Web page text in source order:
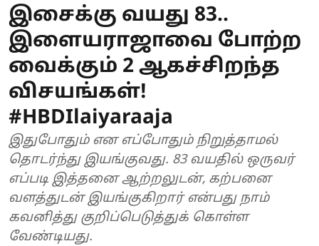
இசைக்கு வயது 83..
இளையராஜாவை போற்ற
வைக்கும் 2 ஆகச்சிறந்த
விசயங்கள்!
#HBDIlaiyaraaja
இதுபோதும் என எப்போதும் நிறுத்தாமல்
தொடர்ந்து இயங்குவது. 83 வயதில் ஒருவர்
எப்படி இத்தனை ஆற்றலுடன், கற்பனை
வளத்துடன் இயங்குகிறார் என்பது நாம்
கவனித்து குறிப்பெடுத்துக் கொள்ள
வேண்டியது.